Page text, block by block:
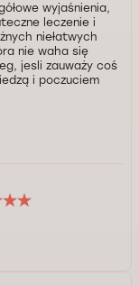
wyjaśnienia,
leczenie i
niełatwych
nie waha się
jesli zauważy coś
i poczuciem